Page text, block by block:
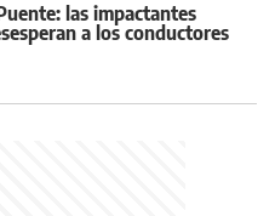
las impactantes
a los conductores